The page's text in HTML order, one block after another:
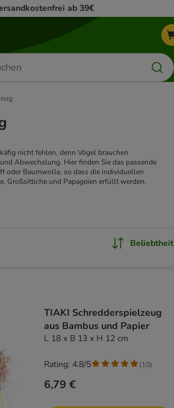
ab 39€
nicht fehlen, denn Vögel brauchen
Abwechslung. Hier finden Sie das passende
oder Baumwolle, so dass die individuellen
Großsittiche und Papageien erfüllt werden.
Beliebtheit
TIAKI Schredderspielzeug
aus Bambus und Papier
L 18 x B 13 x H 12 cm
6,79 €
Rating: 4.8/5 (10)